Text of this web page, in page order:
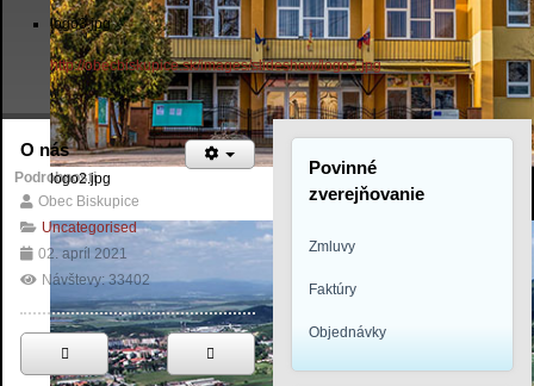
logo2.jpg
logo3.jpg
http://obecbiskupice.sk/images/slideshow/logo3.jpg
O nás
Podrobnosti
Obec Biskupice
Uncategorised
02. apríl 2021
Návštevy: 33402
Povinné
zverejňovanie
Zmluvy
Faktúry
Objednávky